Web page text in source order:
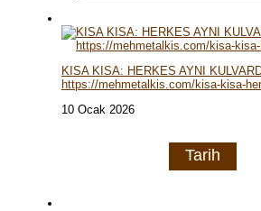
KISA KISA: HERKES AYNI
https://mehmetalkis.com/kisa-kisa-
10 Ocak 2026
Tarih